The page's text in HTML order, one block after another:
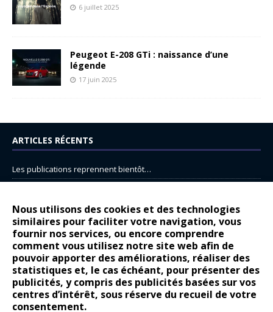
Nous utilisons des cookies et des technologies
similaires pour faciliter votre navigation, vous
fournir nos services, ou encore comprendre
comment vous utilisez notre site web afin de
pouvoir apporter des améliorations, réaliser des
statistiques et, le cas échéant, pour présenter des
publicités, y compris des publicités basées sur vos
centres d’intérêt, sous réserve du recueil de votre
consentement.
6 juillet 2025
Peugeot E-208 GTi : naissance d’une
légende
17 juin 2025
ARTICLES RÉCENTS
Les publications reprennent bientôt…
14 juillet : nouveau film de marque pour Citroën
Renault Espace : voyage, voyage…
Peugeot E-208 GTi : naissance d’une légende
COMMENTAIRES RÉCENTS
Bernard DardartdansDacia Sandero : pour les gens vrais